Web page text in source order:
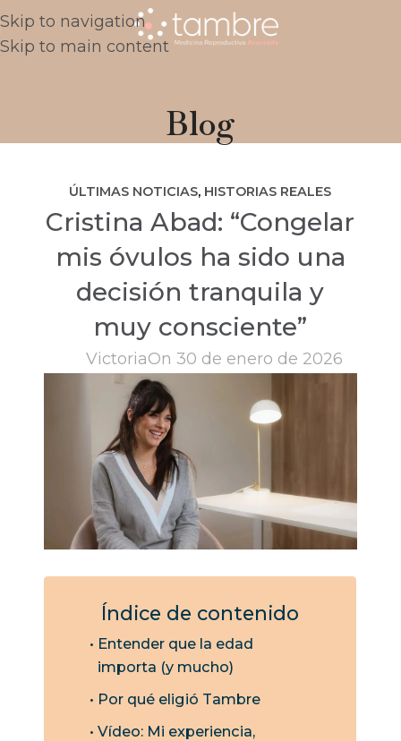
Skip to navigation
Skip to main content
Blog
ÚLTIMAS NOTICIAS, HISTORIAS REALES
Cristina Abad: “Congelar
mis óvulos ha sido una
decisión tranquila y
muy consciente”
VictoriaOn 30 de enero de 2026
Índice de contenido
Entender que la edad
importa (y mucho)
Por qué eligió Tambre
Vídeo: Mi experiencia,